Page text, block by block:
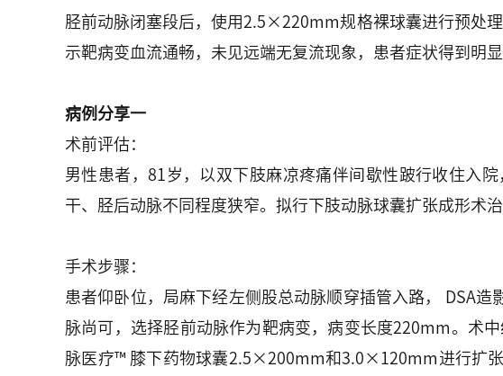
胫前动脉闭塞段后，使用2.5×220mm规格裸球囊进行预处
示靶病变血流通畅，未见远端无复流现象，患者症状得到明显
病例分享一
术前评估：
男性患者，81岁，以双下肢麻凉疼痛伴间歇性跛行收住入
干、胫后动脉不同程度狭窄。拟行下肢动脉球囊扩张成形术治
手术步骤：
患者仰卧位，局麻下经左侧股总动脉顺穿插管入路， DSA
脉尚可，选择胫前动脉作为靶病变，病变长度220mm。术
脉医疗™ 膝下药物球囊2.5×200mm和3.0×120mm进行扩